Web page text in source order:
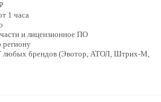
1 часа
и лицензионное ПО
региону
любых брендов (Эвотор, АТОЛ, Штрих-М,